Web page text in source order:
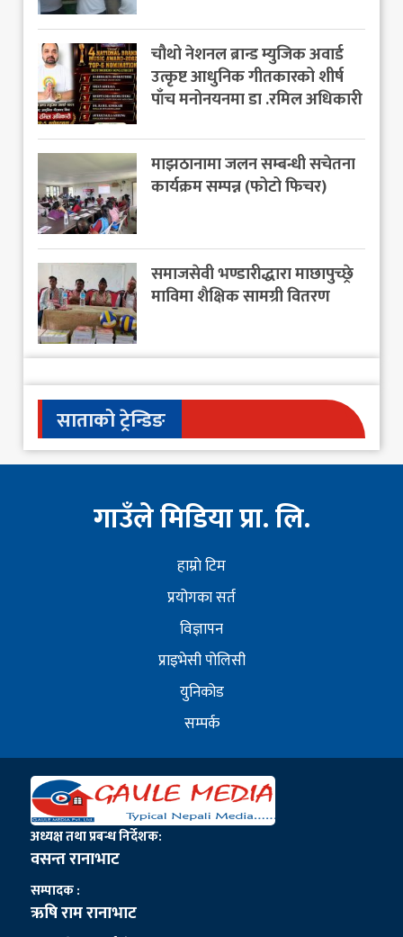
चौथो नेशनल ब्रान्ड म्युजिक अवार्ड
उत्कृष्ट आधुनिक गीतकारको शीर्ष
पाँच मनोनयनमा डा .रमिल अधिकारी
माझठानामा जलन सम्बन्धी सचेतना
कार्यक्रम सम्पन्न (फोटो फिचर)
समाजसेवी भण्डारीद्धारा माछापुच्छ्रे
माविमा शैक्षिक सामग्री वितरण
साताको ट्रेन्डिङ
गाउँले मिडिया प्रा. लि.
हाम्राे टिम
प्रयोगका सर्त
विज्ञापन
प्राइभेसी पोलिसी
युनिकोड
सम्पर्क
अध्यक्ष तथा प्रबन्ध निर्देशक:
वसन्त रानाभाट
सम्पादक :
ऋषि राम रानाभाट